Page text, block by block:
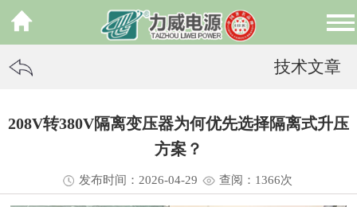
技术文章
208V转380V隔离变压器为何优先选择隔离式升压
方案？
发布时间：2026-04-29 查阅：1366次